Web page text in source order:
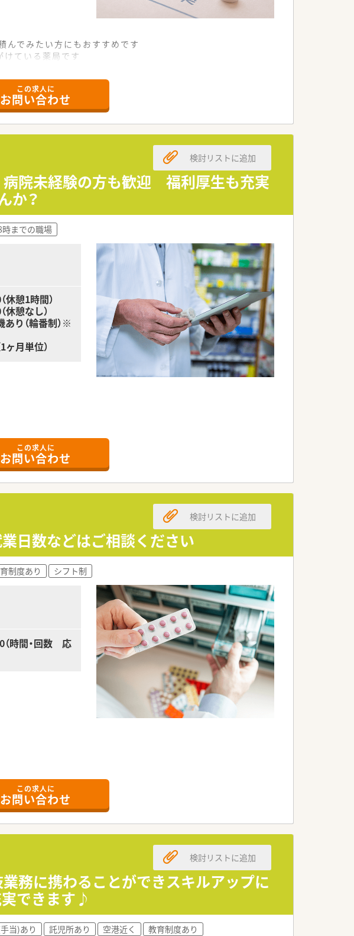
んでみたい方にもおすすめです
ている薬局です
この求人に
お問い合わせ
院未経験の方も歓迎 福利厚生も充実
か？
検討リストに追加
時までの職場
憩1時間）
憩なし）
り（輪番制）※
月単位）
業務、病棟配置薬管理も行っています。またNST、ICT、医
、末梢神経疾患などの治療にも取り組んでおり、循環器内
臣より次世代育成支援対策推進法に基づく認定「くるみ
この求人に
お問い合わせ
日数などはご相談ください
検討リストに追加
制度あり シフト制
（時間・回数 応
この求人に
お問い合わせ
務に携わることができスキルアップに
できます♪
検討リストに追加
当)あり 託児所あり 空港近く
教育制度あり